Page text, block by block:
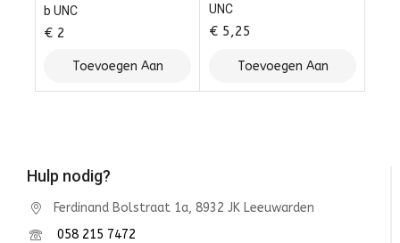
b UNC
€ 2
Toevoegen Aan
Winkelwagen
UNC
€ 5,25
Toevoegen Aan
Winkelwagen
Hulp nodig?
Ferdinand Bolstraat 1a, 8932 JK Leeuwarden
058 215 7472